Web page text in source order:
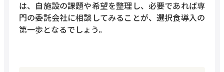
は、自施設の課題や希望を整理し、必要であれば専
門の委託会社に相談してみることが、選択食導入の
第一歩となるでしょう。